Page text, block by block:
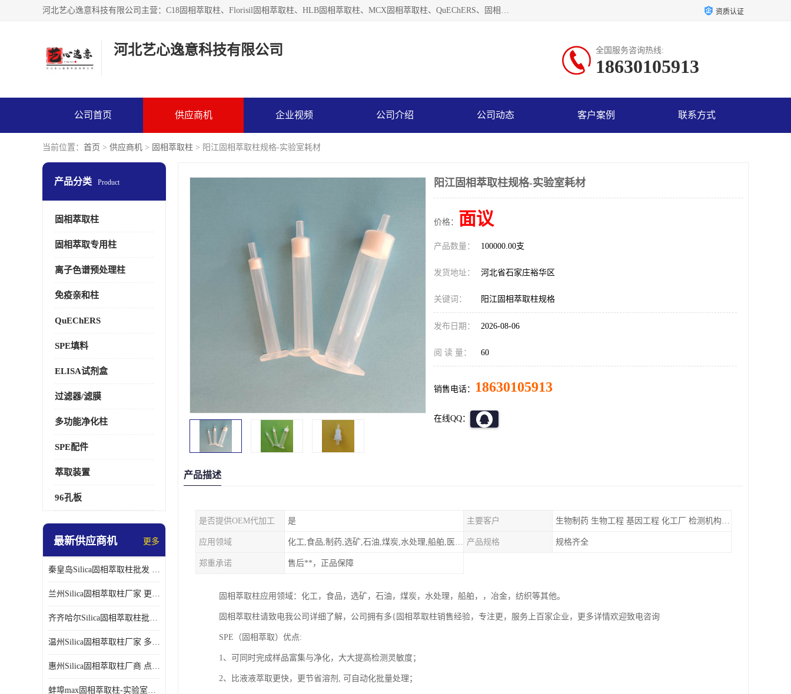
河北艺心逸意科技有限公司主营：C18固相萃取柱、Florisil固相萃取柱、HLB固相萃取柱、MCX固相萃取柱、QuEChERS、固相萃取空柱、针式过滤器 、固相萃取柱、黄曲霉毒素亲和柱。全国咨询热线：18630105913。河北艺心逸意科技有限公司接受来样定做，我们秉承着“顾客至上，锐意进取”的经营理念，坚持客户至上的原则为广大客户提供优质的服务，欢迎广大客户惠顾！免费咨询！ 资质认证
河北艺心逸意科技有限公司 全国服务咨询热线:
18630105913
公司首页 供应商机 企业视频 公司介绍 公司动态 客户案例 联系方式
当前位置： 首页 > 供应商机 > 固相萃取柱 > 阳江固相萃取柱规格-实验室耗材
产品分类 Product
固相萃取柱
固相萃取专用柱
离子色谱预处理柱
免疫亲和柱
QuEChERS
SPE填料
ELISA试剂盒
过滤器/滤膜
多功能净化柱
SPE配件
萃取装置
96孔板
最新供应商机 更多
秦皇岛Silica固相萃取柱批发 更多请咨询
兰州Silica固相萃取柱厂家 更多请咨询
齐齐哈尔Silica固相萃取柱批发 更多请咨询
温州Silica固相萃取柱厂家 多种规格
惠州Silica固相萃取柱厂商 点击查询更多
蚌埠max固相萃取柱-实验室耗材
阳江固相萃取柱规格-实验室耗材
价格： 面议
产品数量： 100000.00支
发货地址： 河北省石家庄裕华区
关键词： 阳江固相萃取柱规格
发布日期： 2026-08-06
阅 读 量： 60
销售电话： 18630105913
在线QQ：
产品描述
是否提供OEM代加工 是 主要客户 生物制药 生物工程 基因工程 化工厂 检测机构 实验室
应用领域 化工,食品,制药,选矿,石油,煤炭,水处理,船舶,医用,制药,冶金,纺织,其他 产品规格 规格齐全
郑重承诺 售后**，正品保障
固相萃取柱应用领域：化工，食品，选矿，石油，煤炭，水处理，船舶，，冶金，纺织等其他。
固相萃取柱请致电我公司详细了解，公司拥有多{固相萃取柱销售经验，专注更，服务上百家企业，更多详情欢迎致电咨询
SPE（固相萃取）优点:
1、可同时完成样品富集与净化，大大提高检测灵敏度；
2、比液液萃取更快，更节省溶剂, 可自动化批量处理；